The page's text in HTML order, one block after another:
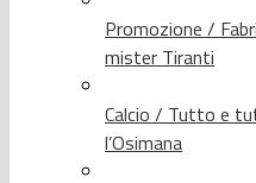
Promozione /
mister Tiranti
Calcio / Tutto e
l’Osimana